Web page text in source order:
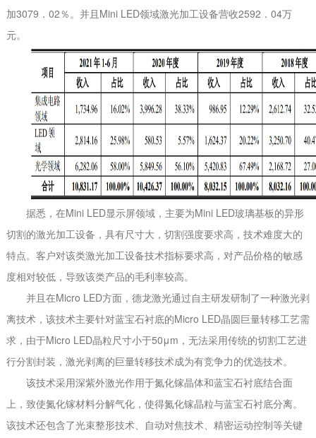
加3079．02％。并且Mini LED领域激光加工设备营收2592．04万
元。
据悉，在Mini LED显示屏领域，主要为Mini LED玻璃基板的异形
切割的激光加工设备，具有尺寸大，切割强度要求高，技术难度大的
特点。客户对该类激光加工设备技术指标要求高，对产品价格的敏感
度相对较低，导致该类产品的毛利率较高。
并且在Micro LED方面，德龙激光通过自主研发研制了一种激光剥
离技术，该技术主要针对蓝宝石衬底的Micro LED晶圆巨量转移工艺需
求，由于Micro LED晶粒尺寸小于50μm，无法采用传统的切割工艺进
行分割封装，激光剥离的巨量转移技术成为有竞争力的优选技术。
该技术采用深紫外激光作用于氮化镓晶体和蓝宝石衬底结合面
上，致使氮化镓材料分解气化，使得氮化镓晶粒与蓝宝石衬底分离。
该技术还包含了光束整形技术、自动对焦技术、精密运动控制等关键